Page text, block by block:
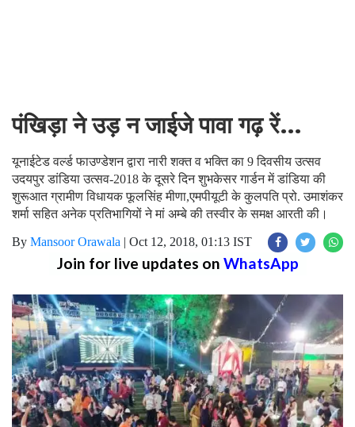
पंखिड़ा ने उड़ न जाईजे पावा गढ़ रें…
यूनाईटेड वर्ल्ड फाउण्डेशन द्वारा नारी शक्त व भक्ति का 9 दिवसीय उत्सव
उदयपुर डांडिया उत्सव-2018 के दूसरे दिन शुभकेसर गार्डन में डांडिया की
शुरूआत ग्रामीण विधायक फूलसिंह मीणा,एमपीयूटी के कुलपति प्रो. उमाशंकर
शर्मा सहित अनेक प्रतिभागियों ने मां अम्बे की तस्वीर के समक्ष आरती की।
By Mansoor Orawala | Oct 12, 2018, 01:13 IST
Join for live updates on WhatsApp